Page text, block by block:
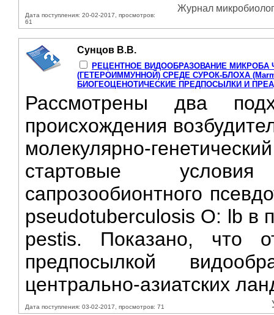
Дата поступления: 20-02-2017, просмотров:
61
Журнал
Сунцов В.В.
РЕЦЕНТНОЕ ВИДООБРАЗОВАНИЕ МИКРОБА
(ГЕТЕРОИММУННОЙ) СРЕДЕ СУРОК-БЛОХА
БИОГЕОЦЕНОТИЧЕСКИЕ ПРЕДПОСЫЛКИ И
Рассмотрены два
происхождения
молекулярно-
стартовые
сапрозообионтного
pseudotuberculosis О: lb в
pestis. Показано, что
предпосылкой
центрально-азиатских
Дата поступления: 03-02-2017, просмотров: 71